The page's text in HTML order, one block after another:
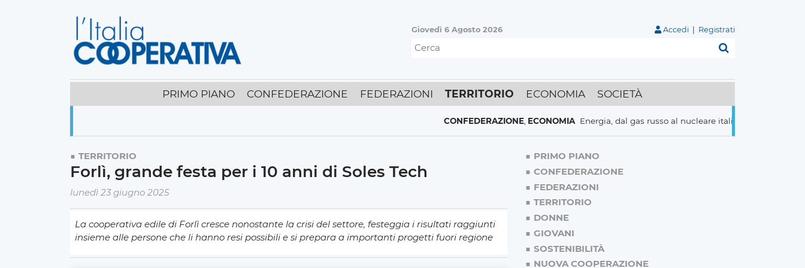
Giovedì 6 Agosto 2026 Accedi Registrati
PRIMO PIANO CONFEDERAZIONE FEDERAZIONI TERRITORIO ECONOMIA SOCIETÀ
CONFEDERAZIONE,ECONOMIA Energia, dal gas russo al nucleare italiani pronti a tutto per
TERRITORIO
Forlì, grande festa per i 10 anni di Soles Tech
lunedì 23 giugno 2025
La cooperativa edile di Forlì cresce nonostante la crisi del settore, festeggia i risultati raggiunti
insieme alle persone che li hanno resi possibili e si prepara a importanti progetti fuori regione
PRIMO PIANO
CONFEDERAZIONE
FEDERAZIONI
TERRITORIO
DONNE
GIOVANI
SOSTENIBILITÀ
NUOVA COOPERAZIONE